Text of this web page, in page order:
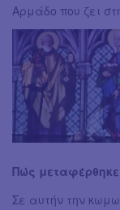
Αρμάδο που ζει
Πώς
Σε αυτήν την